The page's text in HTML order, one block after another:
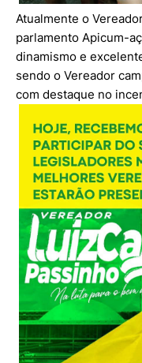
Atualmente o
parlamento Apicum-
dinamismo e
sendo o Vereador
com destaque no